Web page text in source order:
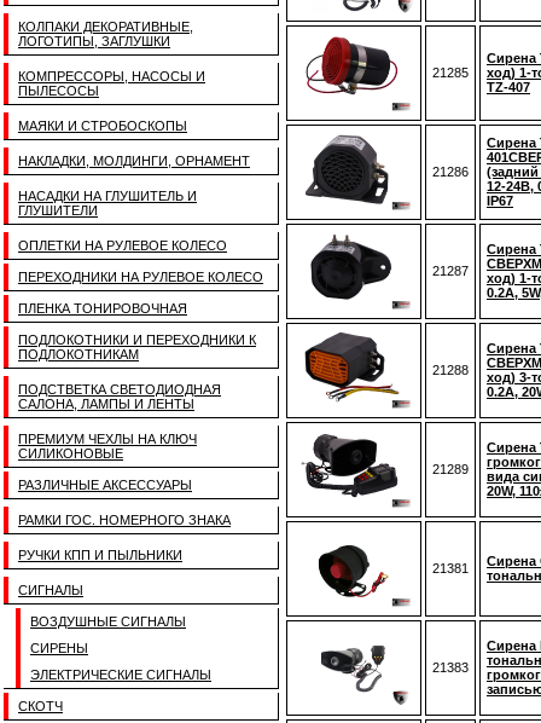
КОЛПАКИ ДЕКОРАТИВНЫЕ,
ЛОГОТИПЫ, ЗАГЛУШКИ
КОМПРЕССОРЫ, НАСОСЫ И
ПЫЛЕСОСЫ
МАЯКИ И СТРОБОСКОПЫ
НАКЛАДКИ, МОЛДИНГИ, ОРНАМЕНТ
НАСАДКИ НА ГЛУШИТЕЛЬ И
ГЛУШИТЕЛИ
ОПЛЕТКИ НА РУЛЕВОЕ КОЛЕСО
ПЕРЕХОДНИКИ НА РУЛЕВОЕ КОЛЕСО
ПЛЕНКА ТОНИРОВОЧНАЯ
ПОДЛОКОТНИКИ И ПЕРЕХОДНИКИ К
ПОДЛОКОТНИКАМ
ПОДСТВЕТКА СВЕТОДИОДНАЯ
САЛОНА, ЛАМПЫ И ЛЕНТЫ
ПРЕМИУМ ЧЕХЛЫ НА КЛЮЧ
СИЛИКОНОВЫЕ
РАЗЛИЧНЫЕ АКСЕССУАРЫ
РАМКИ ГОС. НОМЕРНОГО ЗНАКА
РУЧКИ КПП И ПЫЛЬНИКИ
СИГНАЛЫ
ВОЗДУШНЫЕ СИГНАЛЫ
СИРЕНЫ
ЭЛЕКТРИЧЕСКИЕ СИГНАЛЫ
СКОТЧ
21285
Сирена
ход) 1-
TZ-407
21286
Сирена
12-24В,
IP67
21287
Сирена
ход) 1-
0.2A,
21288
Сирена
ход) 3-
0.2A,
21289
Сирена
вида
20W,
21381
Сирена
21383
Сирена